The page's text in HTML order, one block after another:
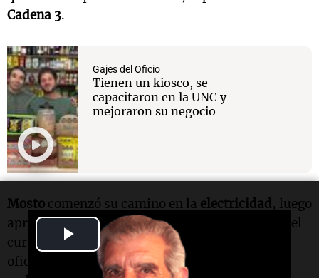
Play
Video
Cadena 3.
Gajes del Oficio
Tienen un kiosco, se
capacitaron en la UNC y
mejoraron su negocio
Mosto comenzó su camino en la electricidad , luego
aprendió sobre gasy finalmente se inscribió en el
curso de
albañilería. "El profesor me enseñó el
oficio de albañilería y era bastante didáctico,